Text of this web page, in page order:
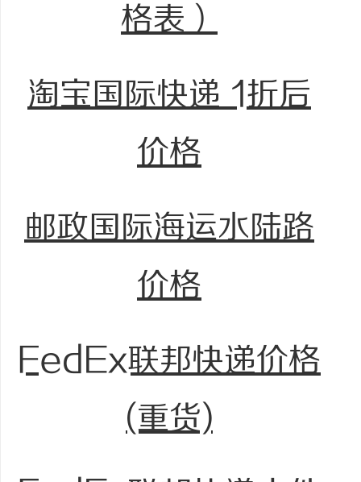
格表）
淘宝国际快递 1折后
价格
邮政国际海运水陆路
价格
FedEx联邦快递价格
(重货)